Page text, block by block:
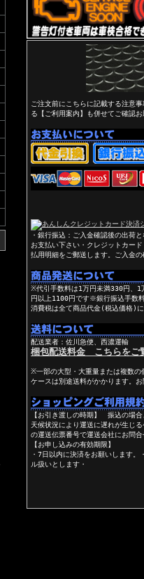
ご注文前にこちらに記載する注意
る【ご利用案内】も併せてご確認
・銀行振込：ご入金確認後の出荷
お支払い下さい・クレジットカー
払用明細をご郵送します。ご入金
※代引手数料は1万円未満330円、
円以上1100円です※銀行振込手数
消費税は全て商品代金(税込価格)
配送業者：佐川急便、西濃運輸
梱包配送料金 こちらをご
※一部の大型・大重量または複数の
ケースは別途送料がかかります。お
【お引き渡しの時期】 振込の
天候状況により運送に遅れが生じ
の運送伝票番号で運送会社にお問
【お申し込みの有効期限】
・7日以内に決済をお願いします
ル扱いとします・